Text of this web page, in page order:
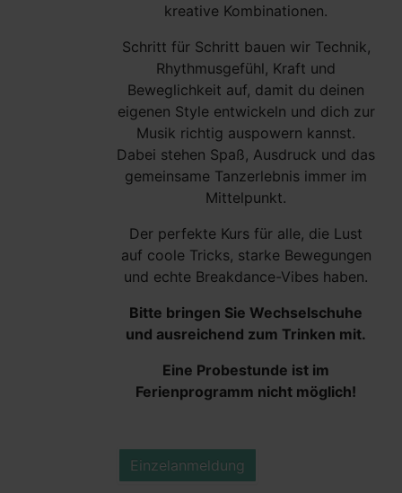
kreative Kombinationen.
Schritt für Schritt bauen wir Technik,
Rhythmusgefühl, Kraft und
Beweglichkeit auf, damit du deinen
eigenen Style entwickeln und dich zur
Musik richtig auspowern kannst.
Dabei stehen Spaß, Ausdruck und das
gemeinsame Tanzerlebnis immer im
Mittelpunkt.
Der perfekte Kurs für alle, die Lust
auf coole Tricks, starke Bewegungen
und echte Breakdance-Vibes haben.
Bitte bringen Sie Wechselschuhe
und ausreichend zum Trinken mit.
Eine Probestunde ist im
Ferienprogramm nicht möglich!
Einzelanmeldung